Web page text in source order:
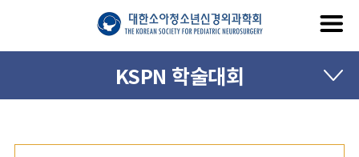
KSPN 학술대회